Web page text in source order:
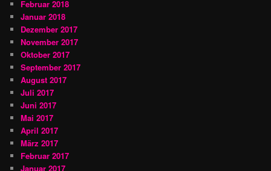
Februar 2018
Januar 2018
Dezember 2017
November 2017
Oktober 2017
September 2017
August 2017
Juli 2017
Juni 2017
Mai 2017
April 2017
März 2017
Februar 2017
Januar 2017